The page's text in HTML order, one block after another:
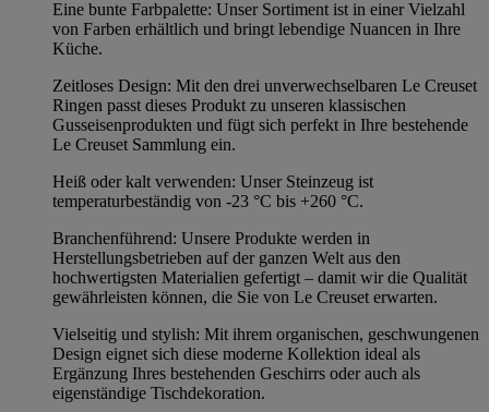
Eine bunte Farbpalette: Unser Sortiment ist in einer Vielzahl
von Farben erhältlich und bringt lebendige Nuancen in Ihre
Küche.
Zeitloses Design: Mit den drei unverwechselbaren Le Creuset
Ringen passt dieses Produkt zu unseren klassischen
Gusseisenprodukten und fügt sich perfekt in Ihre bestehende
Le Creuset Sammlung ein.
Heiß oder kalt verwenden: Unser Steinzeug ist
temperaturbeständig von -23 °C bis +260 °C.
Branchenführend: Unsere Produkte werden in
Herstellungsbetrieben auf der ganzen Welt aus den
hochwertigsten Materialien gefertigt – damit wir die Qualität
gewährleisten können, die Sie von Le Creuset erwarten.
Vielseitig und stylish: Mit ihrem organischen, geschwungenen
Design eignet sich diese moderne Kollektion ideal als
Ergänzung Ihres bestehenden Geschirrs oder auch als
eigenständige Tischdekoration.